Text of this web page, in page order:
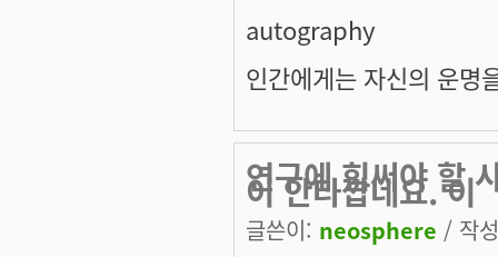
autography
인간에게는 자신의 운명
연구에 힘써야 할
이 안타깝네요. 이
글쓴이: neosphere / 작